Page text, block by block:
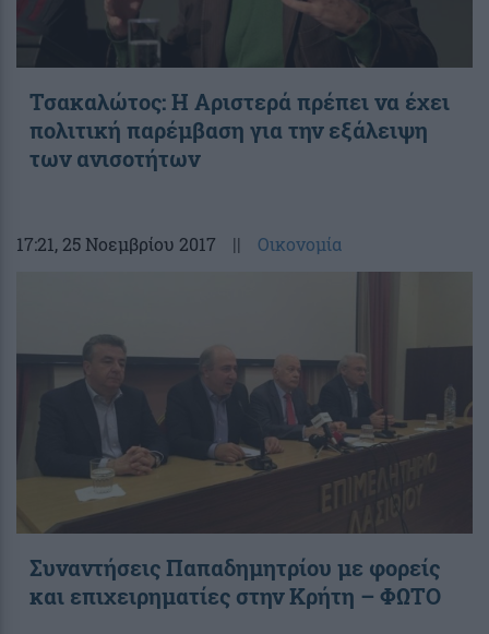
Τσακαλώτος: Η Αριστερά πρέπει να έχει
πολιτική παρέμβαση για την εξάλειψη
των ανισοτήτων
17:21, 25 Νοεμβρίου 2017 || Οικονομία
Συναντήσεις Παπαδημητρίου με φορείς
και επιχειρηματίες στην Κρήτη – ΦΩΤΟ